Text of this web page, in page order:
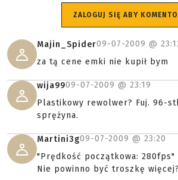
ZALOGUJ SIĘ ABY
Majin_Spider09-07-2009 @
za tą cene emki nie kupił bym
wija9909-07-2009 @ 23:19
Plastikowy rewolwer? Fuj. 96-
sprężyna.
Martini3g09-07-2009 @ 23:20
"Prędkość początkowa: 280fps"
Nie powinno być troszkę więcej?